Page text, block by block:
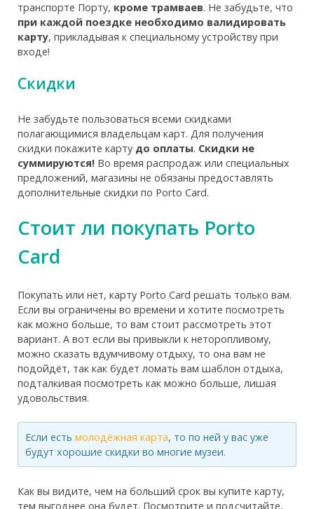
транспорте Порту, кроме трамваев. Не забудьте, что
при каждой поездке необходимо валидировать
карту, прикладывая к специальному устройству при
входе!
Скидки
Не забудьте пользоваться всеми скидками
полагающимися владельцам карт. Для получения
скидки покажите карту до оплаты. Скидки не
суммируются! Во время распродаж или специальных
предложений, магазины не обязаны предоставлять
дополнительные скидки по Porto Card.
Стоит ли покупать Porto
Card
Покупать или нет, карту Porto Card решать только вам.
Если вы ограничены во времени и хотите посмотреть
как можно больше, то вам стоит рассмотреть этот
вариант. А вот если вы привыкли к неторопливому,
можно сказать вдумчивому отдыху, то она вам не
подойдёт, так как будет ломать вам шаблон отдыха,
подталкивая посмотреть как можно больше, лишая
удовольствия.
Если есть молодёжная карта, то по ней у вас уже
будут хорошие скидки во многие музеи.
Как вы видите, чем на больший срок вы купите карту,
тем выгоднее она будет. Посмотрите и подсчитайте,